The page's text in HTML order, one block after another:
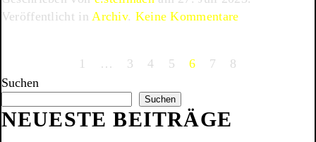
Veröffentlicht in Archiv. Keine Kommentarezu
1 … 3 4 5 6 7
8
Suchen
Suchen
NEUESTE BEITRÄGE